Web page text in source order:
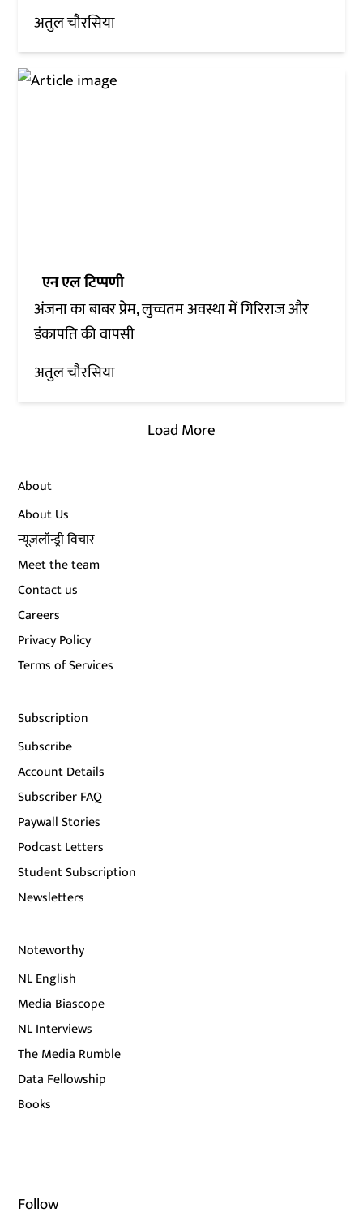
अतुल चौरसिया
एन एल टिप्पणी
अंजना का बाबर प्रेम, लुच्चतम अवस्था में गिरिराज और
डंकापति की वापसी
अतुल चौरसिया
Load More
About
About Us
न्यूज़लॉन्ड्री विचार
Meet the team
Contact us
Careers
Privacy Policy
Terms of Services
Subscription
Subscribe
Account Details
Subscriber FAQ
Paywall Stories
Podcast Letters
Student Subscription
Newsletters
Noteworthy
NL English
Media Biascope
NL Interviews
The Media Rumble
Data Fellowship
Books
Follow